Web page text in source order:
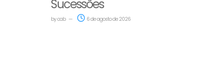
Sucessões
byoab 6 de agosto de 2026